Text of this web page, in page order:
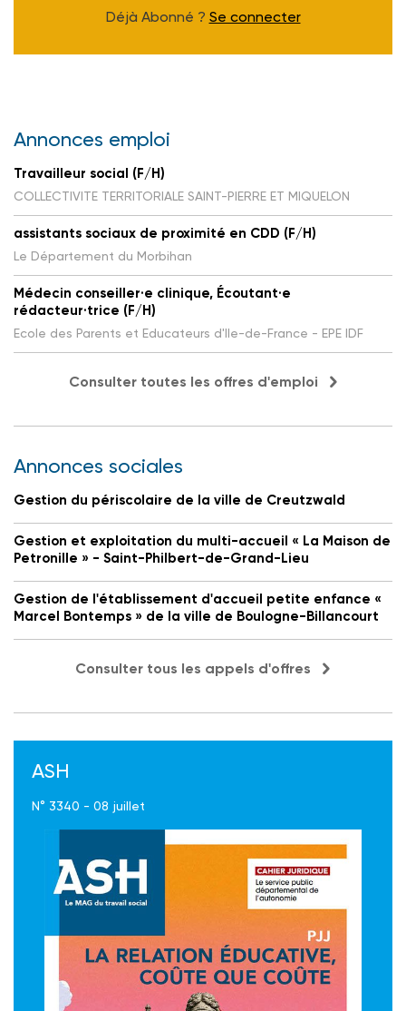
Déjà Abonné ? Se connecter
Annonces emploi
Travailleur social (F/H)
COLLECTIVITE TERRITORIALE SAINT-PIERRE ET MIQUELON
assistants sociaux de proximité en CDD (F/H)
Le Département du Morbihan
Médecin conseiller·e clinique, Écoutant·e
rédacteur·trice (F/H)
Ecole des Parents et Educateurs d'Ile-de-France - EPE IDF
Consulter toutes les offres d'emploi
Annonces sociales
Gestion du périscolaire de la ville de Creutzwald
Gestion et exploitation du multi-accueil « La Maison de
Petronille » - Saint-Philbert-de-Grand-Lieu
Gestion de l'établissement d'accueil petite enfance «
Marcel Bontemps » de la ville de Boulogne-Billancourt
Consulter tous les appels d'offres
ASH
N° 3340 - 08 juillet